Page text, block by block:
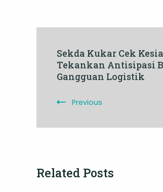
Post
Navigation
Sekda Kukar Cek
Tekankan Antisipasi
Gangguan Logistik
Previous
Related Posts